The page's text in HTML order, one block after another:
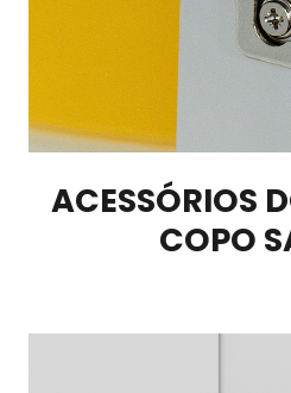
ACESSÓRIOS
COPO